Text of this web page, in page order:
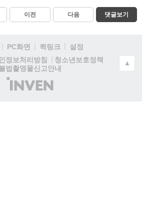
이전 다음 댓글보기
PC화면 퀵링크
설정
정보처리방침
청소년보호정책
법촬영물신고안내
(주)
인
▲